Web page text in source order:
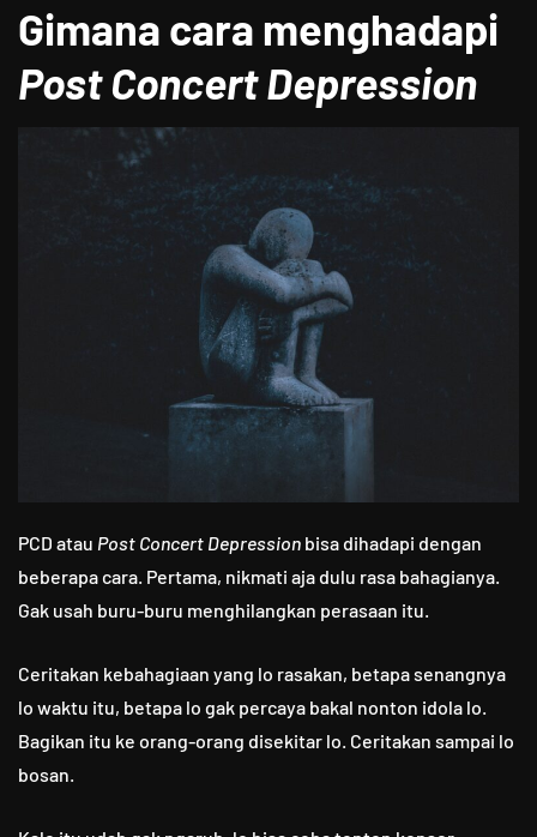
Gimana cara menghadapi
Post Concert Depression
PCD atau Post Concert Depression bisa dihadapi dengan
beberapa cara. Pertama, nikmati aja dulu rasa bahagianya.
Gak usah buru-buru menghilangkan perasaan itu.
Ceritakan kebahagiaan yang lo rasakan, betapa senangnya
lo waktu itu, betapa lo gak percaya bakal nonton idola lo.
Bagikan itu ke orang-orang disekitar lo. Ceritakan sampai lo
bosan.